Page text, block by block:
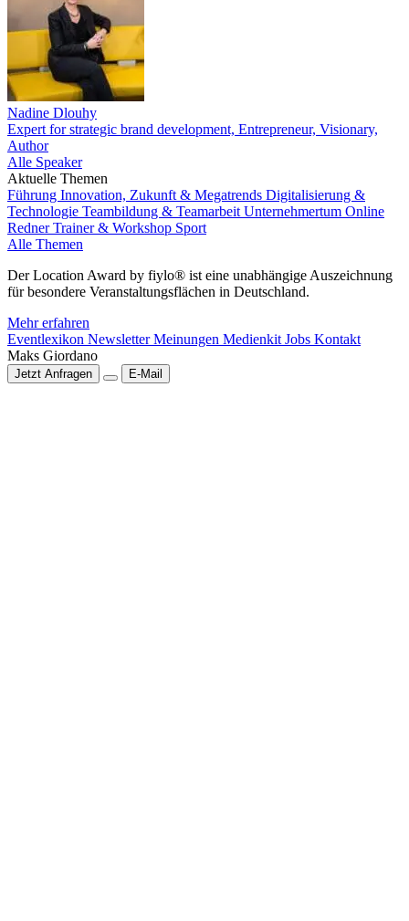
Nadine Dlouhy
Expert for strategic brand development, Entrepreneur, Visionary,
Author
Alle Speaker
Aktuelle Themen
Führung Innovation, Zukunft & Megatrends Digitalisierung &
Technologie Teambildung & Teamarbeit Unternehmertum Online
RednerTrainer & Workshop Sport
Alle Themen
Der Location Award by fiylo® ist eine unabhängige Auszeichnung
für besondere Veranstaltungsflächen in Deutschland.
Mehr erfahren
Eventlexikon NewsletterMeinungen Medienkit Jobs Kontakt
Maks Giordano
Jetzt Anfragen E-Mail